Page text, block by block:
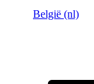
België (nl)